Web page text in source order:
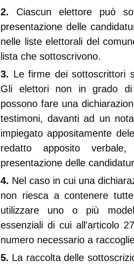
2. Ciascun elettore può
presentazione delle
nelle liste elettorali del
lista che sottoscrivono.
3. Le firme dei sottoscrittori
Gli elettori non in grado di
possono fare una
testimoni, davanti ad un
impiegato appositamente
redatto apposito
presentazione delle
4. Nel caso in cui una
non riesca a contenere
utilizzare uno o più
essenziali di cui all'articolo
numero necessario a
5. La raccolta delle